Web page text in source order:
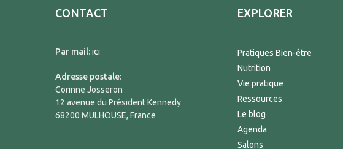
CONTACT
Par mail:ici
Adresse postale:
Corinne Josseron
12 avenue du Président Kennedy
68200 MULHOUSE, France
EXPLORER
Pratiques Bien-être
Nutrition
Vie pratique
Ressources
Le blog
Agenda
Salons